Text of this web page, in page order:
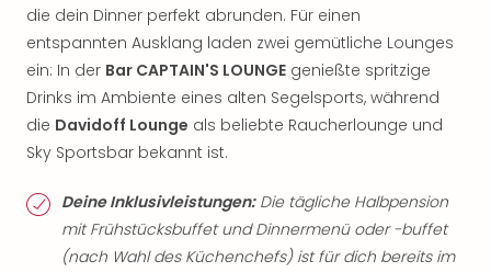
die dein Dinner perfekt abrunden. Für einen
entspannten Ausklang laden zwei gemütliche Lounges
ein: In der Bar CAPTAIN'S LOUNGE genießte spritzige
Drinks im Ambiente eines alten Segelsports, während
die Davidoff Lounge als beliebte Raucherlounge und
Sky Sportsbar bekannt ist.
Deine Inklusivleistungen:Die tägliche Halbpension
mit Frühstücksbuffet und Dinnermenü oder -buffet
(nach Wahl des Küchenchefs) ist für dich bereits im